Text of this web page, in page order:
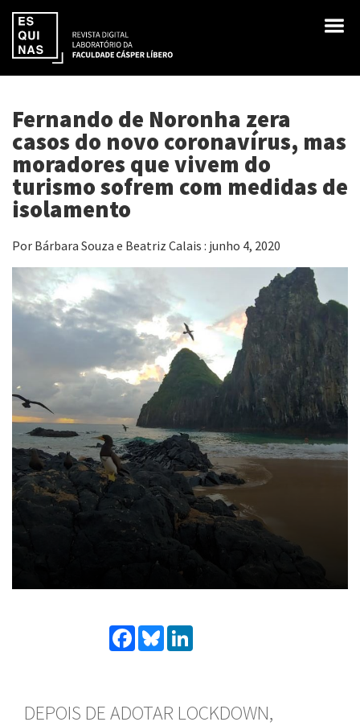
Fernando de Noronha zera
casos do novo coronavírus, mas
moradores que vivem do
turismo sofrem com medidas de
isolamento
Por Bárbara Souza e Beatriz Calais : junho 4, 2020
Facebook
Bluesky
DEPOIS DE ADOTAR LOCKDOWN,